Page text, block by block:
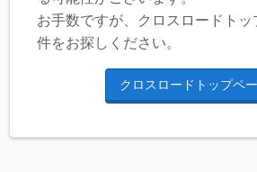
お手数ですが、クロスロードトッ
件をお探しください。
クロスロードトップペ